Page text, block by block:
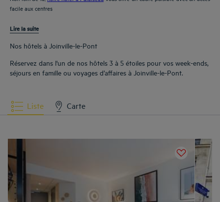
facile aux centres
Lire la suite
Nos hôtels à Joinville-le-Pont
Réservez dans l'un de nos hôtels 3 à 5 étoiles pour vos week-ends,
séjours en famille ou voyages d’affaires à Joinville-le-Pont.
Liste Carte